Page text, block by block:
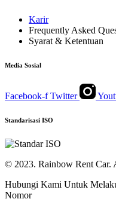
Karir
Frequently Asked
Syarat & Ketentuan
Media Sosial
Facebook-f Twitter
Standarisasi ISO
© 2023. Rainbow Rent Car.
Hubungi Kami Untuk
Nomor